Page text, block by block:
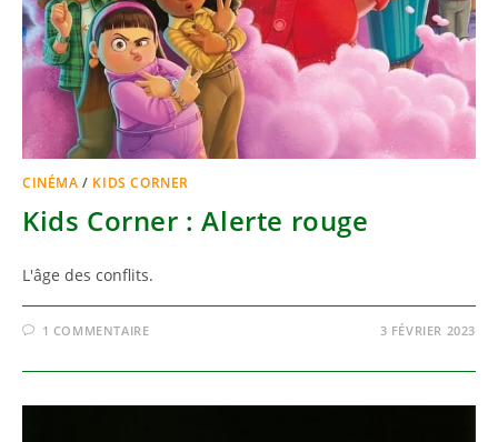
CINÉMA / KIDS CORNER
Kids Corner : Alerte rouge
L'âge des conflits.
1 COMMENTAIRE 3 FÉVRIER 2023